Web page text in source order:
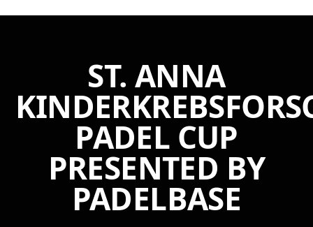
ST. ANNA
PADEL CUP
PRESENTED BY
PADELBASE